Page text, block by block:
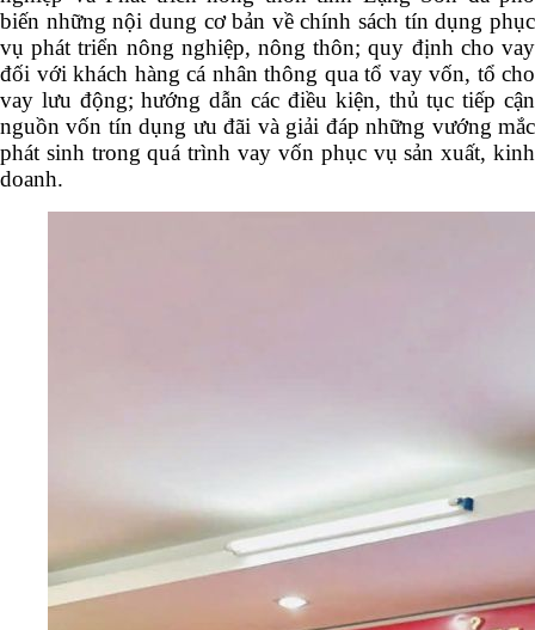
biến những nội dung cơ bản về chính sách tín dụng phục
vụ phát triển nông nghiệp, nông thôn; quy định cho vay
đối với khách hàng cá nhân thông qua tổ vay vốn, tổ cho
vay lưu động; hướng dẫn các điều kiện, thủ tục tiếp cận
nguồn vốn tín dụng ưu đãi và giải đáp những vướng mắc
phát sinh trong quá trình vay vốn phục vụ sản xuất, kinh
doanh.